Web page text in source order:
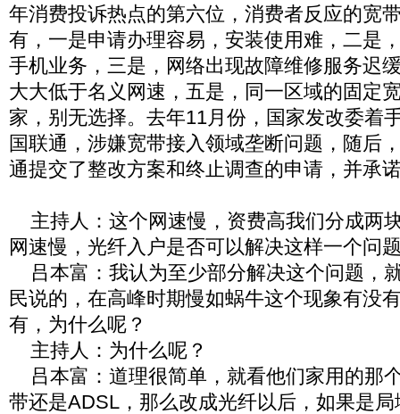
年消费投诉热点的第六位，消费者反应的宽
有，一是申请办理容易，安装使用难，二是
手机业务，三是，网络出现故障维修服务迟
大大低于名义网速，五是，同一区域的固定
家，别无选择。去年11月份，国家发改委着
国联通，涉嫌宽带接入领域垄断问题，随后
通提交了整改方案和终止调查的申请，并承
主持人：这个网速慢，资费高我们分成两
网速慢，光纤入户是否可以解决这样一个问
吕本富：我认为至少部分解决这个问题，
民说的，在高峰时期慢如蜗牛这个现象有没
有，为什么呢？
主持人：为什么呢？
吕本富：道理很简单，就看他们家用的那
带还是ADSL，那么改成光纤以后，如果是